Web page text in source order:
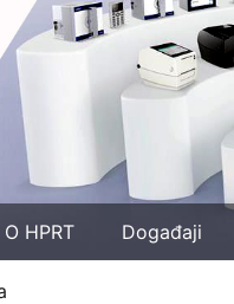
O HPRT Događaji